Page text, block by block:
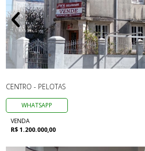
CENTRO - PELOTAS
WHATSAPP
VENDA
R$ 1.200.000,00